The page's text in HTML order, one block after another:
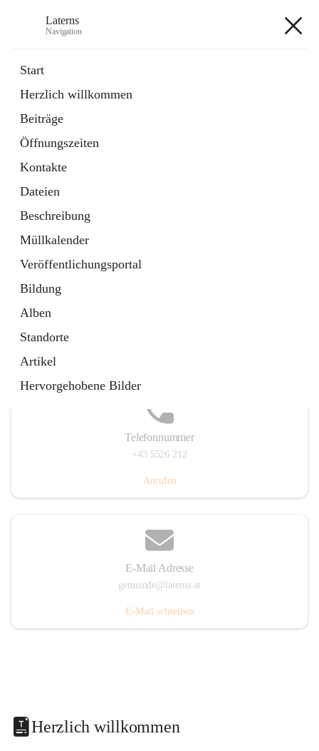
Laterns
Navigation
Start
Herzlich willkommen
Beiträge
Öffnungszeiten
Kontakte
Dateien
Beschreibung
Müllkalender
Veröffentlichungsportal
Bildung
Alben
Standorte
Artikel
Hervorgehobene Bilder
11 Schnellzugriffe
Soziales
1 Schnellzugriff
Telefonnummer
+43 5526 212
Anrufen
E-Mail Adresse
gemeinde@laterns.at
E-Mail schreiben
Herzlich willkommen